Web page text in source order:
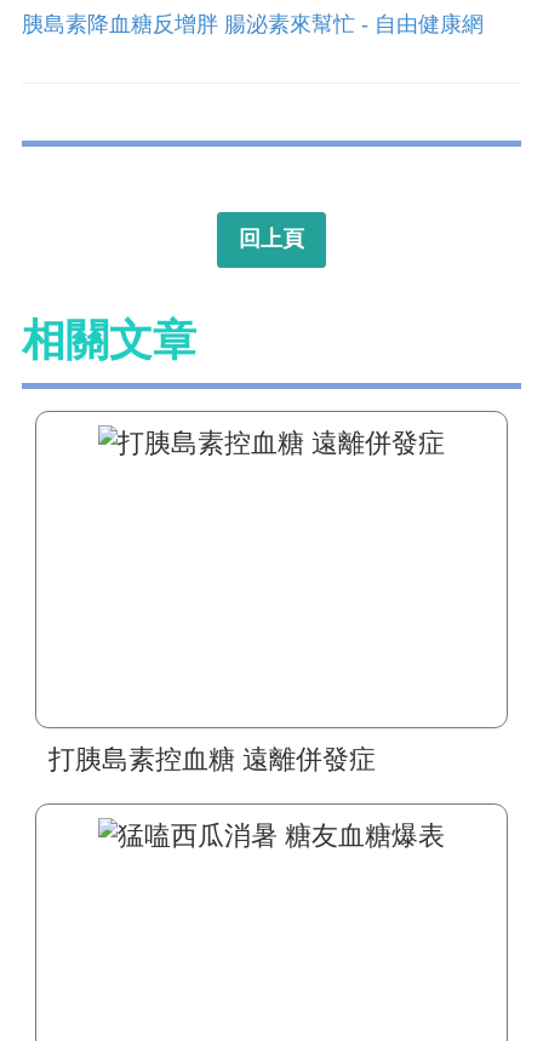
胰島素降血糖反增胖 腸泌素來幫忙 - 自由健康網
回上頁
相關文章
打胰島素控血糖 遠離併發症